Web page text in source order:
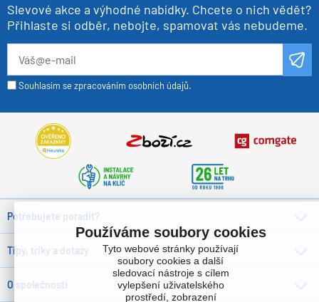
Slevové akce a výhodné nabídky. Chcete o nich vědět?
Přihlaste si odběr, nebojte, spamovat vás nebudeme.
Souhlasím se zpracováním osobních údajů.
Potřebujete poradit?
Tipy, triky a dotazy
O společnosti
Používáme soubory cookies
Tyto webové stránky používají
soubory cookies a další
sledovací nástroje s cílem
vylepšení uživatelského
prostředí, zobrazení